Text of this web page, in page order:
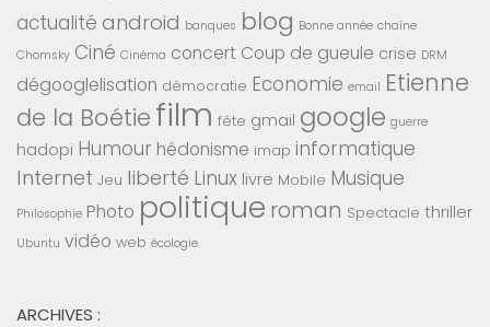
actualité android banques blog Bonne année chaîne
Chomsky Ciné Cinéma concert Coup de gueule crise DRM
dégooglelisation démocratie Economie email Etienne
de la Boétie film fête gmail google guerre
hadopi Humour hédonisme imap informatique
Internet Jeu liberté Linux livre Mobile Musique
Philosophie Photo politique roman Spectacle thriller
Ubuntu vidéo web écologie
ARCHIVES :